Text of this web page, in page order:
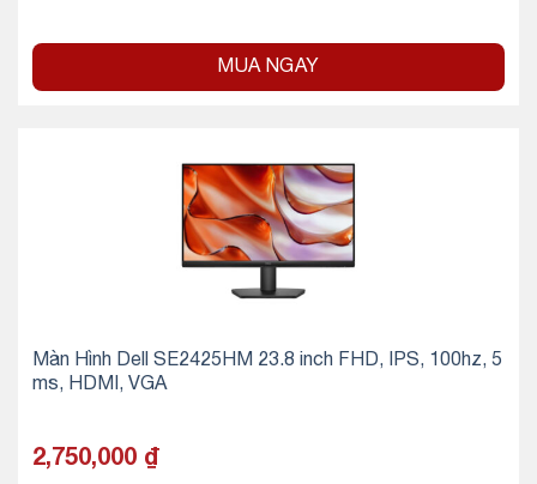
MUA NGAY
Màn Hình Dell SE2425HM 23.8 inch FHD, IPS, 100hz, 5
ms, HDMI, VGA
2,750,000 ₫